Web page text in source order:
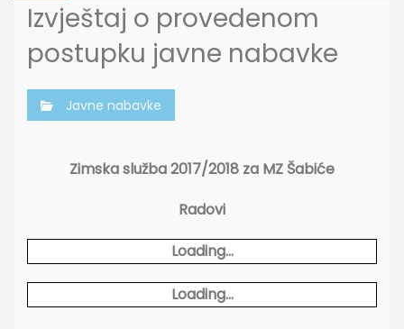
Izvještaj o provedenom
postupku javne nabavke
Javne nabavke
Zimska služba 2017/2018 za MZ Šabiće
Radovi
Loading...
Loading...